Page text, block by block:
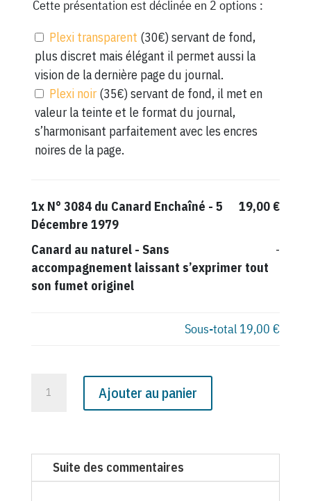
Cette présentation est déclinée en 2 options :
Plexi transparent (30€) servant de fond,
plus discret mais élégant il permet aussi la
vision de la dernière page du journal.
Plexi noir (35€) servant de fond, il met en
valeur la teinte et le format du journal,
s’harmonisant parfaitement avec les encres
noires de la page.
1x N° 3084 du Canard Enchaîné - 5
Décembre 1979
19,00 €
Canard au naturel- Sans
accompagnement laissant s’exprimer tout
son fumet originel
-
Sous-total 19,00 €
du
Canard
Ajouter au panier
Suite des commentaires